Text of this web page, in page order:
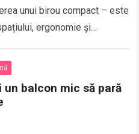
unui birou compact – este
ergonomie și
un balcon mic să pară